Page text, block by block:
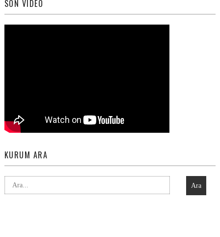
SON VIDEO
KURUM ARA
Ara